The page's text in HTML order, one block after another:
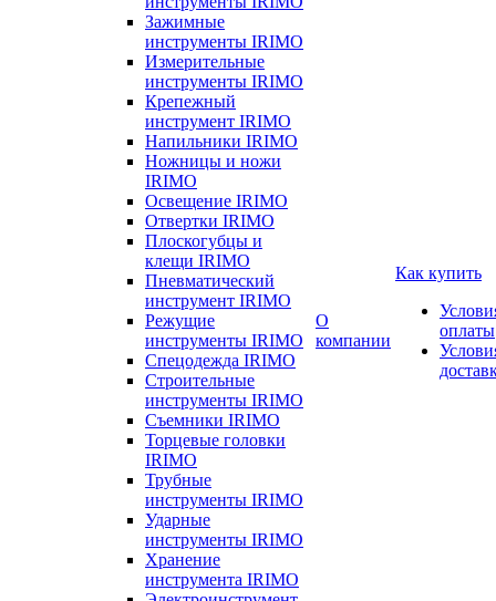
Зажимные
инструменты IRIMO
Измерительные
инструменты IRIMO
Крепежный
инструмент IRIMO
Напильники IRIMO
Ножницы и ножи
IRIMO
Освещение IRIMO
Отвертки IRIMO
Плоскогубцы и
клещи IRIMO
Пневматический
инструмент IRIMO
Режущие
инструменты IRIMO
Спецодежда IRIMO
Строительные
инструменты IRIMO
Съемники IRIMO
Торцевые головки
IRIMO
Трубные
инструменты IRIMO
Ударные
инструменты IRIMO
Хранение
инструмента IRIMO
О
компании
Как купить
оплаты